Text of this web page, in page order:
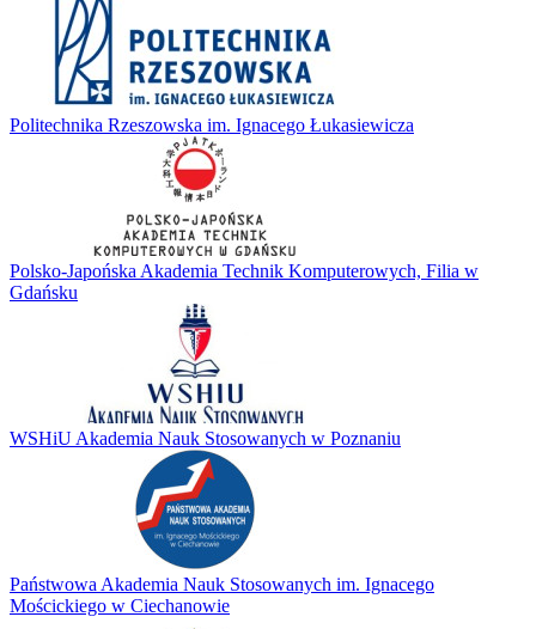
Politechnika Rzeszowska im. Ignacego Łukasiewicza
Polsko-Japońska Akademia Technik Komputerowych, Filia w
Gdańsku
WSHiU Akademia Nauk Stosowanych w Poznaniu
Państwowa Akademia Nauk Stosowanych im. Ignacego
Mościckiego w Ciechanowie